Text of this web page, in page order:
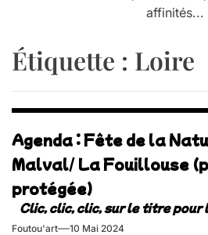
affinités...
Étiquette : Loire
Agenda : Fête de la
Malval/ La Fouillouse
protégée)
Foutou'art 10 Mai 2024